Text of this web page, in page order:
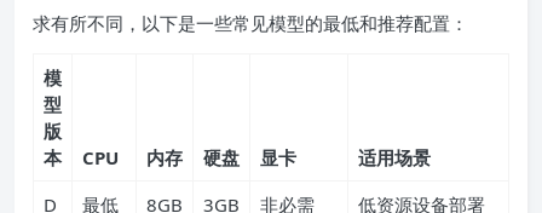
求有所不同，以下是一些常见模型的最低和推荐配置：
模
型
版
本
CPU 内存 硬盘 显卡
适用场景
D
最低
8GB
3GB
非必需
低资源设备部署